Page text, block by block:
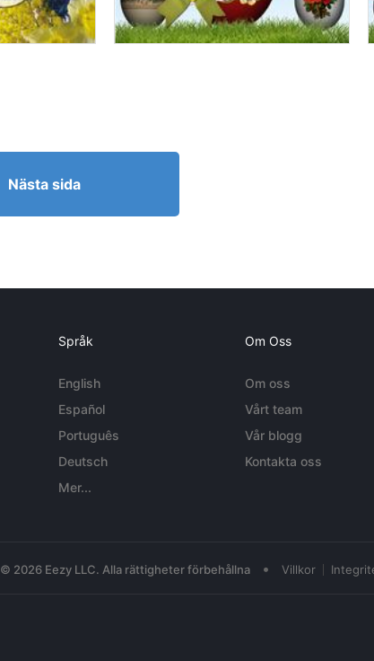
Nästa sida
Språk
English
Español
Português
Deutsch
Mer...
Om Oss
Om oss
Vårt team
Vår blogg
Kontakta oss
© 2026 Eezy LLC. Alla rättigheter förbehållna • Villkor